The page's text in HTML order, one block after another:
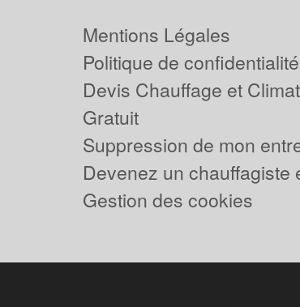
Mentions Légales
Politique de confidentialité
Devis Chauffage et
Gratuit
Suppression de mon
Devenez un chauffagiste
Gestion des cookies